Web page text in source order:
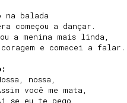
na balada
começou a dançar.
a menina mais linda,
coragem e comecei a falar.
nossa,
você me mata,
se eu te pego,